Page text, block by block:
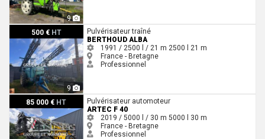
9
500 € HT
9
Berthoud ALBA
Pulvérisateur traîné
BERTHOUD ALBA
1991 / 2500 l / 21 m 2500 l 21 m
France - Bretagne
Professionnel
85 000 € HT
Artec F 40
Pulvérisateur automoteur
ARTEC F 40
2019 / 5000 l / 30 m 5000 l 30 m
France - Bretagne
Professionnel